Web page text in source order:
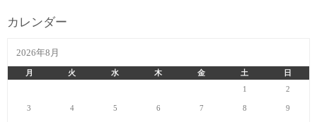
カレンダー
2026年8月
月 火 水 木 金 土
日
1
2
3 4 5 6 7 8 9